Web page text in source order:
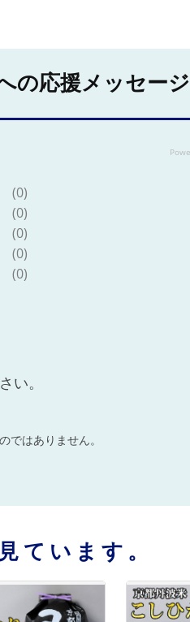
の応援メッセージ
(0)
(0)
(0)
(0)
(0)
い。
ではありません。
ています。